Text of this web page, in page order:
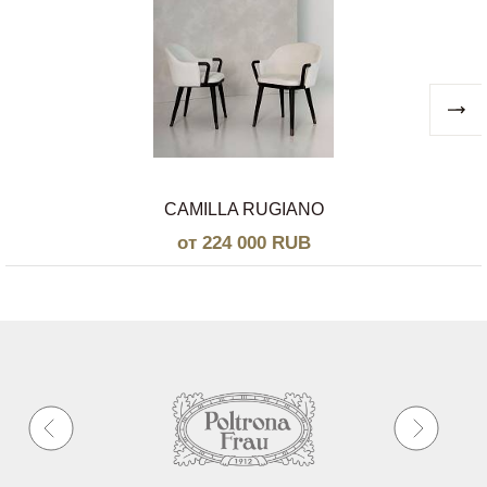
CAMILLA RUGIANO
от 224 000 RUB